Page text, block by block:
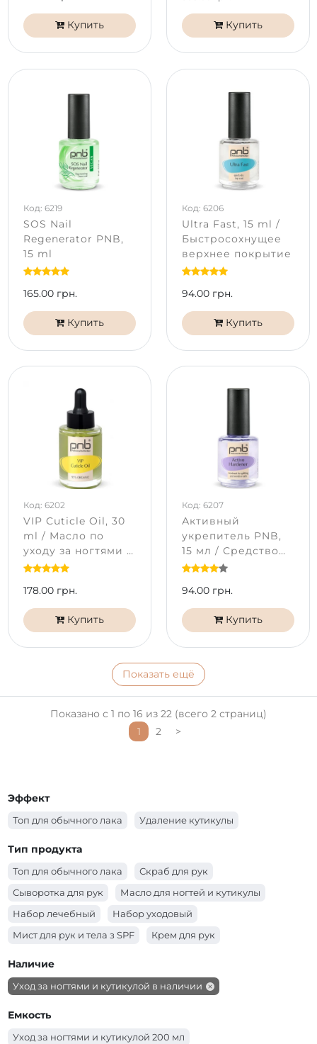
Купить Купить
Код: 6219
SOS Nail
Regenerator PNB,
15 ml
165.00 грн.
Купить
Код: 6206
Ultra Fast, 15 ml /
Быстросохнущее
верхнее покрытие
94.00 грн.
Купить
Код: 6202
VIP Cuticle Oil, 30
ml / Масло по
уходу за ногтями и
кутикулой
178.00 грн.
Купить
Код: 6207
Активный
укрепитель PNB,
15 мл / Средство
для укрепления
к расслаиванию
ногтей
94.00 грн.
Купить
Показать ещё
Показано с 1 по 16 из 22 (всего 2 страниц)
1
2 >
Эффект
Топ для обычного лака Удаление кутикулы
Тип продукта
Топ для обычного лака
Скраб для рук
Сыворотка для рук
Масло для ногтей и кутикулы
Набор лечебный
Набор уходовый
Мист для рук и тела з SPF
Крем для рук
Средство для укрепления ногтей
Средство для удаления кутикулы
База для обычного лака
Наличие
Уход за ногтями и кутикулой в наличии
Емкость
Уход за ногтями и кутикулой 200 мл